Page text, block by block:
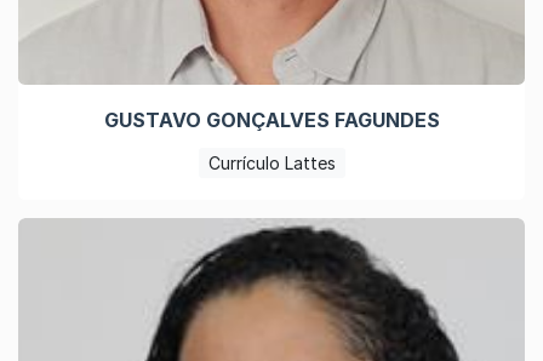
GUSTAVO GONÇALVES FAGUNDES
Currículo Lattes